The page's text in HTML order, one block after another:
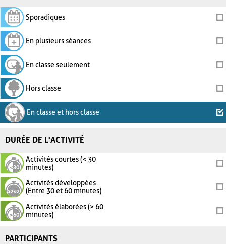
Sporadiques
En plusieurs séances
En classe seulement
Hors classe
En classe et hors classe
DURÉE DE L'ACTIVITÉ
Activités courtes (< 30
minutes)
Activités développées
(Entre 30 et 60 minutes)
Activités élaborées (> 60
minutes)
PARTICIPANTS